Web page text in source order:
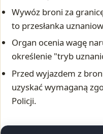
Wywóz broni za
to przesłanka
Organ ocenia wagę
określenie "tryb
Przed wyjazdem z
uzyskać wymaganą
Policji.